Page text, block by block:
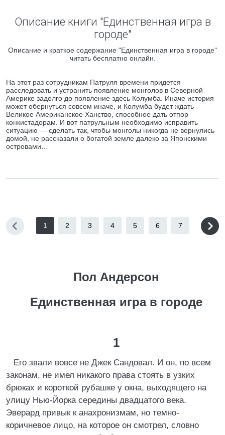
Описание книги "Единственная игра в
городе"
Описание и краткое содержание "Единственная игра в городе"
читать бесплатно онлайн.
На этот раз сотрудникам Патруля времени придется
расследовать и устранить появление монголов в Северной
Америке задолго до появление здесь Колумба. Иначе история
может обернуться совсем иначе, и Колумба будет ждать
Великое Американское Ханство, способное дать отпор
конкистадорам. И вот патрульным необходимо исправить
ситуацию — сделать так, чтобы монголы никогда не вернулись
домой, не рассказали о богатой земле далеко за Японскими
островами…
1 2 3 4 5 6 7
Пол Андерсон
Единственная игра в городе
1
Его звали вовсе не Джек Сандовал. И он, по всем
законам, не имел никакого права стоять в узких
брюках и короткой рубашке у окна, выходящего на
улицу Нью-Йорка середины двадцатого века.
Эверард привык к анахронизмам, но темно-
коричневое лицо, на которое он смотрел, словно